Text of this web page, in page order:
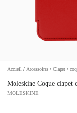
Accueil / Accessoires / Clapet /
Moleskine Coque clapet
MOLESKINE